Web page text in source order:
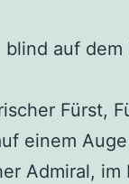
blind auf
Fürst,
einem
Admiral,